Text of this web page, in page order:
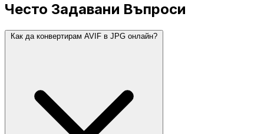
Често Задавани Въпроси
Как да конвертирам AVIF в JPG онлайн?